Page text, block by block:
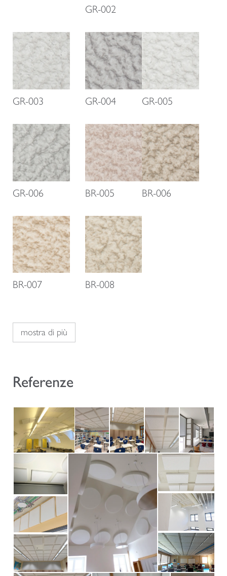
GR-002
GR-003 GR-004 GR-005
GR-006 BR-005 BR-006
BR-007 BR-008
mostra di più
Referenze